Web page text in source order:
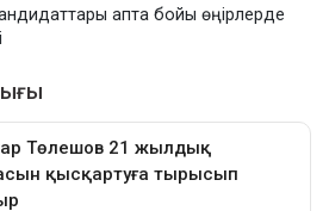
апта бойы өңірлерде